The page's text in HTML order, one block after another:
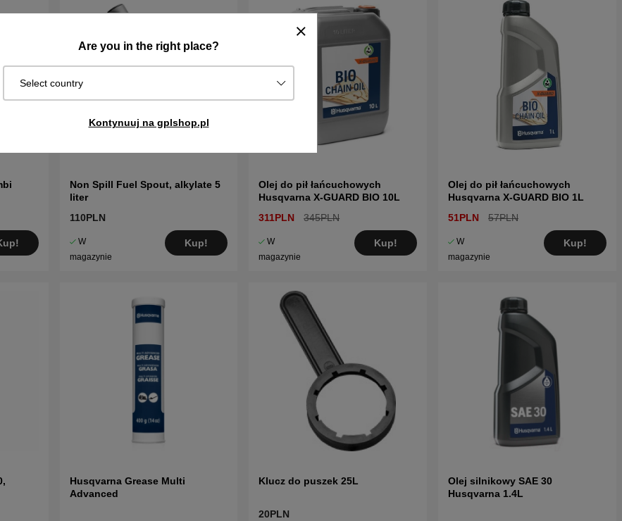
Are you in the right place?
Select country
Kontynuuj na gplshop.pl
Non Spill Fuel Spout, alkylate 5
liter
110PLN
W
magazynie
Kup!
Olej do pił łańcuchowych
Husqvarna X-GUARD BIO 10L
311PLN
345PLN
W
magazynie
Kup!
Olej do pił łańcuchowych
Husqvarna X-GUARD BIO 1L
51PLN
57PLN
W
magazynie
Kup!
Husqvarna Grease Multi
Advanced
Klucz do puszek 25L
20PLN
Olej silnikowy SAE 30
Husqvarna 1.4L